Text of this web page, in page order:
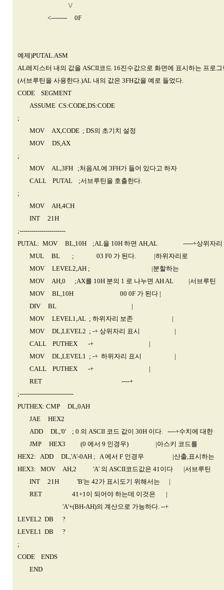
\/
<-------- 0F
예제)PUTAL.ASM
AL레지스터 내의 값을 ASCII코드 16진수값으로 화면에 표시하는 프로그
(서브루틴을 사용한다.)AL 내의 값은 3FH값을 예로 들었다.
CODE SEGMENT
ASSUME CS:CODE,DS:CODE
;
MOV AX,CODE ; DS의 초기치 설정
MOV DS,AX
;
MOV AL,3FH ;처음AL에 3FH가 들어 있다고 하자
CALL PUTAL ;서브루틴을 호출한다.
;
MOV AH,4CH
INT 21H
;-----------------------
PUTAL: MOV BL,10H ;AL을 10H 하면 AH,AL -----+상위자리
MUL BL ; 03 F0 가 된다. |하위자리로
MOV LEVEL2,AH ; |분할하는
MOV AH,0 ;AX를 10H 분의 1 로 나누면 AH AL |서브루틴
MOV BL,10H 00 0F 가 된다 |
DIV BL |
MOV LEVEL1,AL ; 하위자리 보존 |
MOV DL,LEVEL2 ; -+ 상위자리 표시 |
CALL PUTHEX -+ |
MOV DL,LEVEL1 ; -+ 하위자리 표시 |
CALL PUTHEX -+ |
RET ----+
;---------------------------
PUTHEX: CMP DL,0AH
JAE HEX2
ADD DL,'0' ; 0 의 ASCII 코드 값이 30H 이다. ----+수치에 대한
JMP HEX3 (0 에서 9 인경우) |아스키 코드를
HEX2: ADD DL,'A'-0AH ; A 에서 F 인경우 |산출,표시하는
HEX3: MOV AH,2 'A' 의 ASCII코드값은 41이다 |서브루틴
INT 21H 'B'는 42가 표시도기 위해서는 |
RET 41+1이 되어야 하는데 이것은 |
'A'+(BH-AH)의 계산으로 가능하다. --+
LEVEL2 DB ?
LEVEL1 DB ?
;
CODE ENDS
END